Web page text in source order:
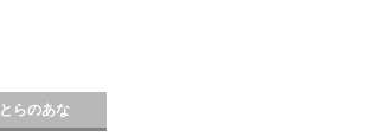
とらのあな